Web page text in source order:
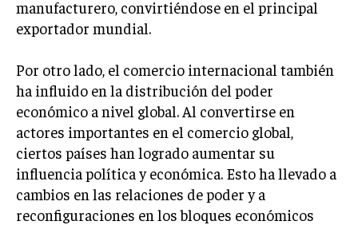
ESTRATEGIA
GESTIÓN DEL RIESGO EMPRESARIAL
NEGOCIACIÓN Y RESOLUCIÓN DE CONFLICTOS
DERECHO EMPRESARIAL Y REGULACIONES
ÉXITO EMPRESARIAL Y CASOS DE ESTUDIO
GOBIERNO CORPORATIVO
manufacturero, convirtiéndose en el principal
exportador mundial.
Por otro lado, el comercio internacional también
ha influido en la distribución del poder
económico a nivel global. Al convertirse en
actores importantes en el comercio global,
ciertos países han logrado aumentar su
influencia política y económica. Esto ha llevado a
cambios en las relaciones de poder y a
reconfiguraciones en los bloques económicos